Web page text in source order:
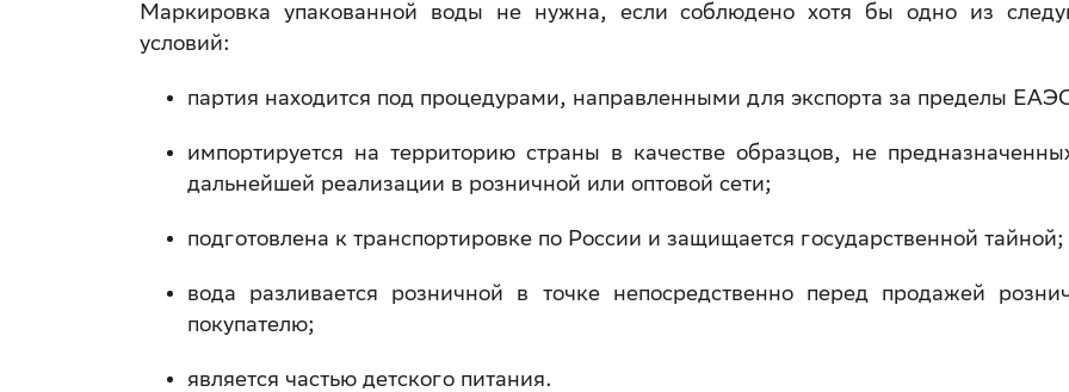
Маркировка упакованной воды не нужна, если соблюдено хотя бы одно из
условий:
партия находится под процедурами, направленными для экспорта за пределы
импортируется на территорию страны в качестве образцов, не
дальнейшей реализации в розничной или оптовой сети;
подготовлена к транспортировке по России и защищается государственной тайной;
вода разливается розничной в точке непосредственно перед продажей
покупателю;
является частью детского питания.